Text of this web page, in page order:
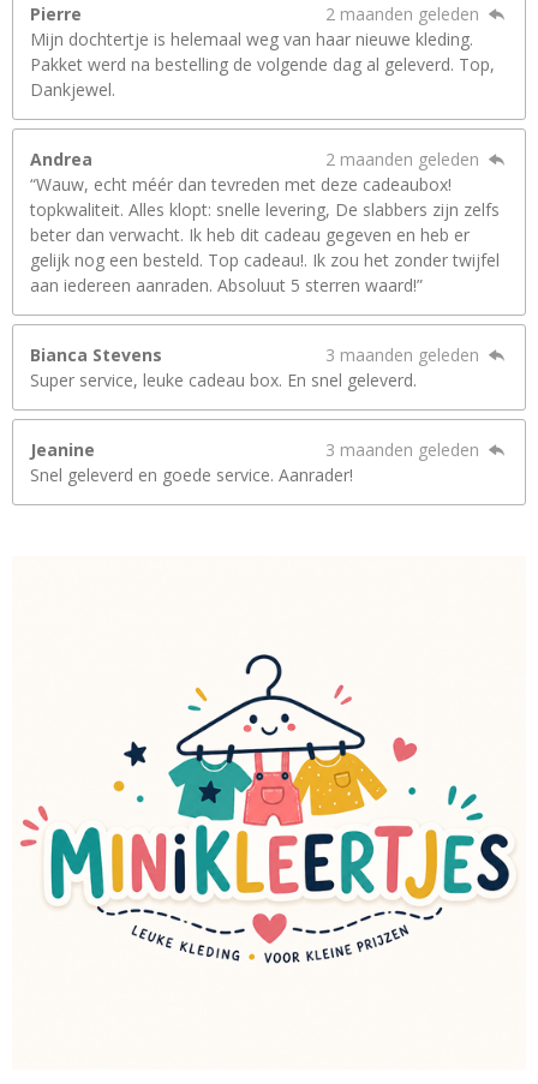
Pierre
2 maanden geleden
Mijn dochtertje is helemaal weg van haar nieuwe kleding.
Pakket werd na bestelling de volgende dag al geleverd. Top,
Dankjewel.
Andrea
2 maanden geleden
“Wauw, echt méér dan tevreden met deze cadeaubox!
topkwaliteit. Alles klopt: snelle levering, De slabbers zijn zelfs
beter dan verwacht. Ik heb dit cadeau gegeven en heb er
gelijk nog een besteld. Top cadeau!. Ik zou het zonder twijfel
aan iedereen aanraden. Absoluut 5 sterren waard!”
Bianca Stevens
3 maanden geleden
Super service, leuke cadeau box. En snel geleverd.
Jeanine
3 maanden geleden
Snel geleverd en goede service. Aanrader!